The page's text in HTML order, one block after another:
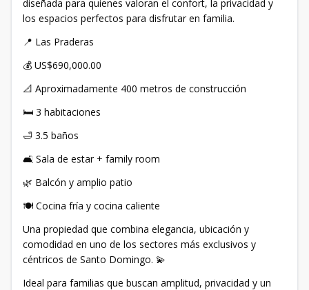
diseñada para quienes valoran el confort, la privacidad y
los espacios perfectos para disfrutar en familia.
📍 Las Praderas
💰 US$690,000.00
📐 Aproximadamente 400 metros de construcción
🛏️ 3 habitaciones
🛁 3.5 baños
🛋️ Sala de estar + family room
🌿 Balcón y amplio patio
🍽️ Cocina fría y cocina caliente
Una propiedad que combina elegancia, ubicación y
comodidad en uno de los sectores más exclusivos y
céntricos de Santo Domingo. 💫
Ideal para familias que buscan amplitud, privacidad y un